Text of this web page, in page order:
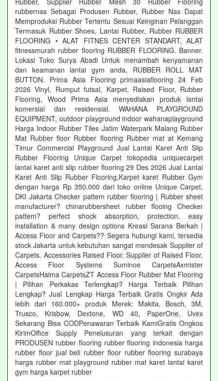
rubbernas Sebagai Produsen Rubber, Rubber Nas Dapat
Memproduksi Rubber Tertentu Sesuai Keinginan Pelanggan
Termasuk Rubber Shoes, Lantai Rubber, Rubber RUBBER
FLOORING • ALAT FITNES CENTER STANDART, ALAT
fitnessmurah rubber flooring RUBBER FLOORING. Banner.
Lokasi Toko Surya Abadi Untuk menambah kenyamanan
dan keamanan lantai gym anda, RUBBER ROLL MAT
BUTTON. Prima Asia Flooring primaasiaflooring 24 Feb
2026 Vinyl, Rumput futsal, Karpet, Raised Floor, Rubber
Flooring, Wood Prima Asia menyediakan produk lantai
komersial dan residensial. WAHANA PLAYGROUND
EQUIPMENT, outdoor playground indoor wahanaplayground
Harga Indoor Rubber Tiles Jatim Waterpark Malang Rubber
Mat Rubber floor Rubber flooring Rubber mat at Kemang
Timur Commercial Playground Jual Lantai Karet Anti Slip
Rubber Flooring Unique Carpet tokopedia uniquecarpet
lantai karet anti slip rubber flooring 29 Des 2026 Jual Lantai
Karet Anti Slip Rubber Flooring,Karpet karet Rubber Gym
dengan harga Rp 350.000 dari toko online Unique Carpet,
DKI Jakarta Checker pattem rubber flooring | Rubber sheet
manufacturer? chinarubbersheet rubber flooing Checker
pattem? perfect shock absorption, protection, easy
installation & many design options Kreasi Sarana Berkah |
Access Floor and Carpets?? Segera hubungi kami, tersedia
stock Jakarta untuk kebutuhan sangat mendesak Supplier of
Carpets. Accessories Raised Floor. Supplier of Raised Floor.
Access Floor Systems Suminoe CarpetsAxmister
CarpetsHaima CarpetsZT Access Floor Rubber Mat Flooring
| Pilihan Perkakas Terlengkap? Harga Terbaik Pilihan
Lengkap? Jual Lengkap Harga Terbaik Gratis Ongkir Ada
lebih dari 160.000+ produk Merek: Makita, Bosch, 3M,
Trusco, Krisbow, Dextone, WD 40, PaperOne, Uvex
Sekarang Bisa CODPenawaran Terbaik KamiGratis Ongkos
KirimOffice Supply Penelusuran yang terkait dengan
PRODUSEN rubber flooring rubber flooring indonesia harga
rubber floor jual beli rubber floor rubber flooring surabaya
harga rubber mat playground rubber mat karet lantai karet
gym harga karpet rubber